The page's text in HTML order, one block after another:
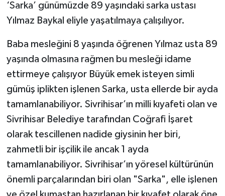
‘Sarka’ günümüzde 89 yaşındaki sarka ustası
Yılmaz Baykal eliyle yaşatılmaya çalışılıyor.
Baba mesleğini 8 yaşında öğrenen Yılmaz usta 89
yaşında olmasına rağmen bu mesleği idame
ettirmeye çalışıyor Büyük emek isteyen simli
gümüş iplikten işlenen Sarka, usta ellerde bir ayda
tamamlanabiliyor. Sivrihisar’ın milli kıyafeti olan ve
Sivrihisar Belediye tarafından Coğrafi İşaret
olarak tescillenen nadide giysinin her biri,
zahmetli bir işçilik ile ancak 1 ayda
tamamlanabiliyor. Sivrihisar’ın yöresel kültürünün
önemli parçalarından biri olan "Sarka", elle işlenen